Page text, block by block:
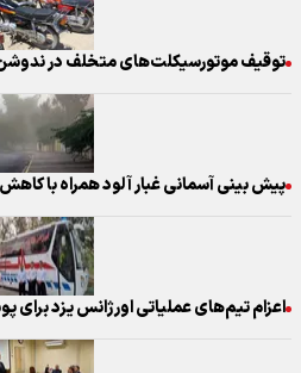
توقیف موتورسیکلت‌های متخلف در
پیش بینی آسمانی غبار آلود همراه با
اعزام تیم‌های عملیاتی اورژانس یزد